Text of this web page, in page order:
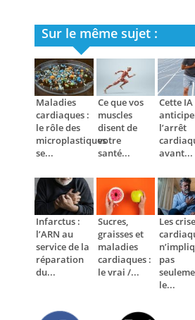
Sur le même sujet :
Maladies
cardiaques :
le rôle des
microplastiques
se...
Ce que vos
muscles
disent de
votre
santé...
Cette
l’arrêt
avant...
Infarctus :
l’ARN au
service de la
réparation
du...
Sucres,
graisses et
maladies
cardiaques :
le vrai /...
Les
pas
le...